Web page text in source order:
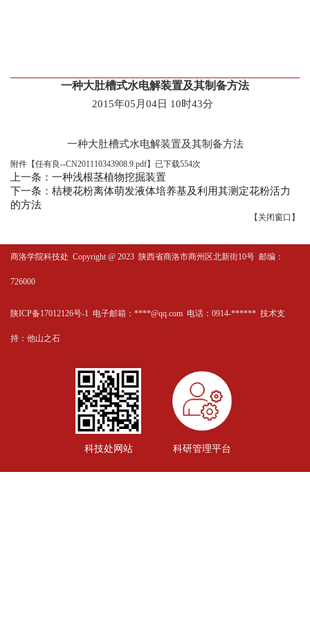
一种大肚槽式水电解装置及其制备方法
2015年05月04日 10时43分
一种大肚槽式水电解装置及其制备方法
附件【任有良--CN201110343908.9.pdf】 已下载554次
上一条：一种浅根茎植物挖掘装置
下一条：桔梗花粉离体萌发液体培养基及利用其测定花粉活力
的方法
【 关闭窗口 】
商洛学院科技处 Copyright @ 2023 陕西省商洛市商州区北新街10号 邮编：
726000
陕ICP备17012126号-1 电子邮箱：****@qq.com 电话：0914-****** 技术支
持： 他山之石
科技处网站 科研管理平台